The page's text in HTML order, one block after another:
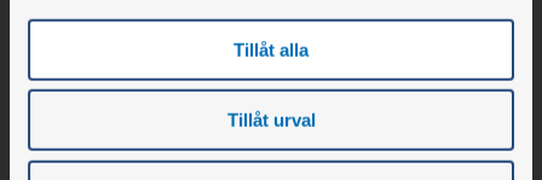
Tillåt alla
Tillåt urval
Öppettider